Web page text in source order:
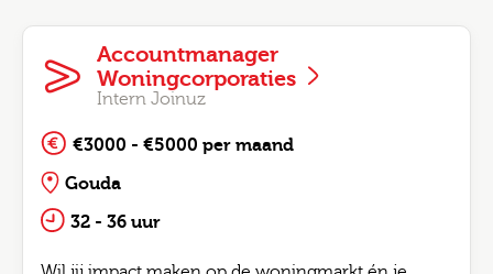
Accountmanager
Woningcorporaties
Intern Joinuz
€3000 - €5000 per maand
Gouda
32 - 36 uur